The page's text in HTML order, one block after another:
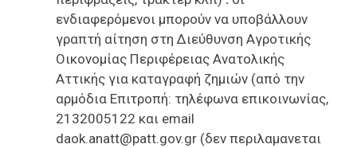
ενδιαφερόμενοι μπορούν να υποβάλλουν
γραπτή αίτηση στη Διεύθυνση Αγροτικής
Οικονομίας Περιφέρειας Ανατολικής
Αττικής για καταγραφή ζημιών (από την
αρμόδια Επιτροπή: τηλέφωνα επικοινωνίας,
2132005122 και email
daok.anatt@patt.gov.gr (δεν περιλαμανεται